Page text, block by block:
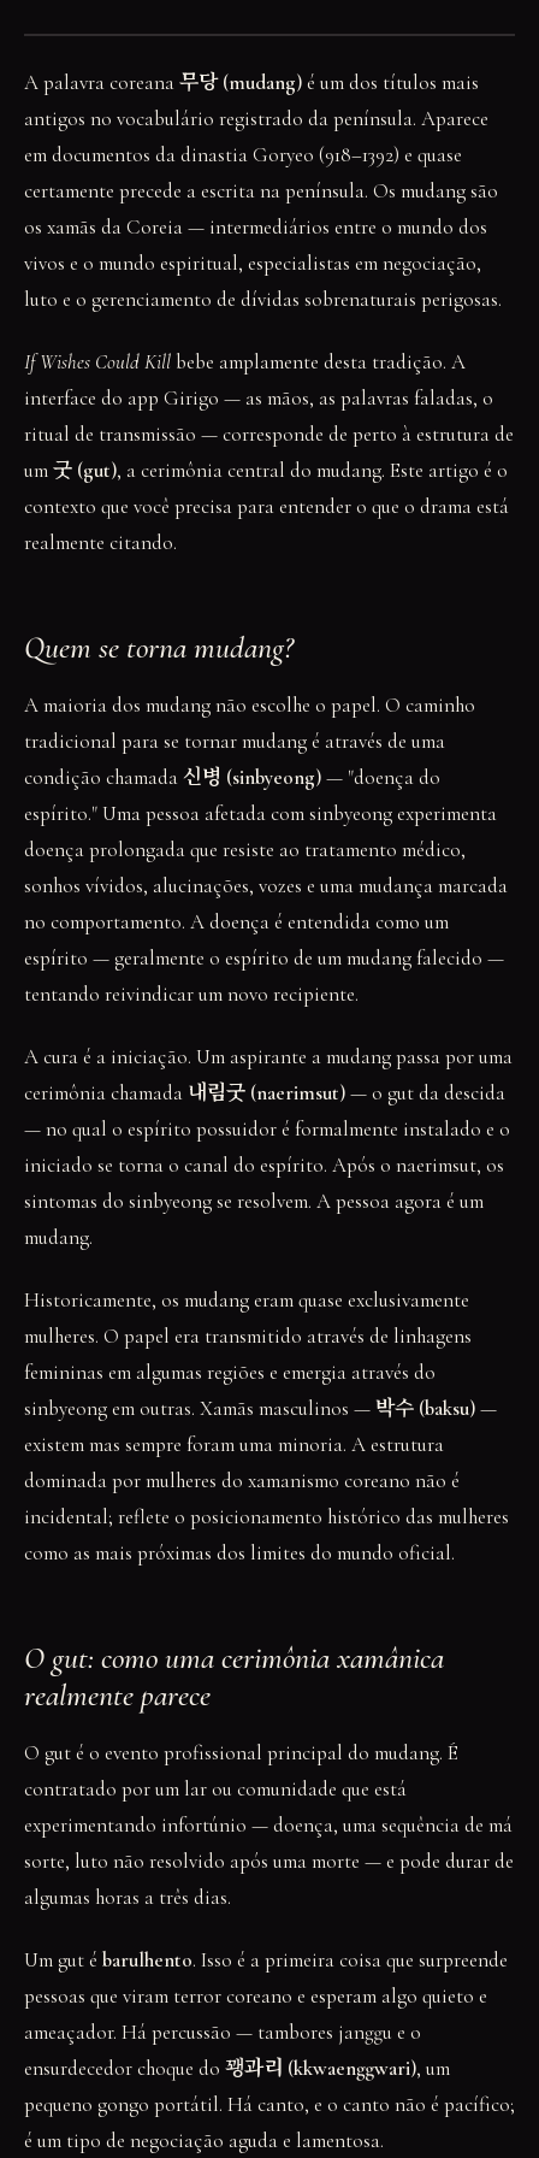
A palavra coreana무당 (mudang)é um dos títulos mais
antigos no vocabulário registrado da península. Aparece
em documentos da dinastia Goryeo (918–1392) e quase
certamente precede a escrita na península. Os mudang são
os xamãs da Coreia — intermediários entre o mundo dos
vivos e o mundo espiritual, especialistas em negociação,
luto e o gerenciamento de dívidas sobrenaturais perigosas.
If Wishes Could Kill bebe amplamente desta tradição. A
interface do app Girigo — as mãos, as palavras faladas, o
ritual de transmissão — corresponde de perto à estrutura de
um굿 (gut), a cerimônia central do mudang. Este artigo é o
contexto que você precisa para entender o que o drama está
realmente citando.
Quem se torna mudang?
A maioria dos mudang não escolhe o papel. O caminho
tradicional para se tornar mudang é através de uma
condição chamada신병 (sinbyeong)— "doença do
espírito." Uma pessoa afetada com sinbyeong experimenta
doença prolongada que resiste ao tratamento médico,
sonhos vívidos, alucinações, vozes e uma mudança marcada
no comportamento. A doença é entendida como um
espírito — geralmente o espírito de um mudang falecido —
tentando reivindicar um novo recipiente.
A cura é a iniciação. Um aspirante a mudang passa por uma
cerimônia chamada 내림굿 (naerimsut)— o gut da descida
— no qual o espírito possuidor é formalmente instalado e o
iniciado se torna o canal do espírito. Após o naerimsut, os
sintomas do sinbyeong se resolvem. A pessoa agora é um
mudang.
Historicamente, os mudang eram quase exclusivamente
mulheres. O papel era transmitido através de linhagens
femininas em algumas regiões e emergia através do
sinbyeong em outras. Xamãs masculinos —박수 (baksu)—
existem mas sempre foram uma minoria. A estrutura
dominada por mulheres do xamanismo coreano não é
incidental; reflete o posicionamento histórico das mulheres
como as mais próximas dos limites do mundo oficial.
O gut: como uma cerimônia xamânica
realmente parece
O gut é o evento profissional principal do mudang. É
contratado por um lar ou comunidade que está
experimentando infortúnio — doença, uma sequência de má
sorte, luto não resolvido após uma morte — e pode durar de
algumas horas a três dias.
Um gut é barulhento. Isso é a primeira coisa que surpreende
pessoas que viram terror coreano e esperam algo quieto e
ameaçador. Há percussão — tambores janggu e o
ensurdecedor choque do 꽹과리 (kkwaenggwari), um
pequeno gongo portátil. Há canto, e o canto não é pacífico;
é um tipo de negociação aguda e lamentosa.